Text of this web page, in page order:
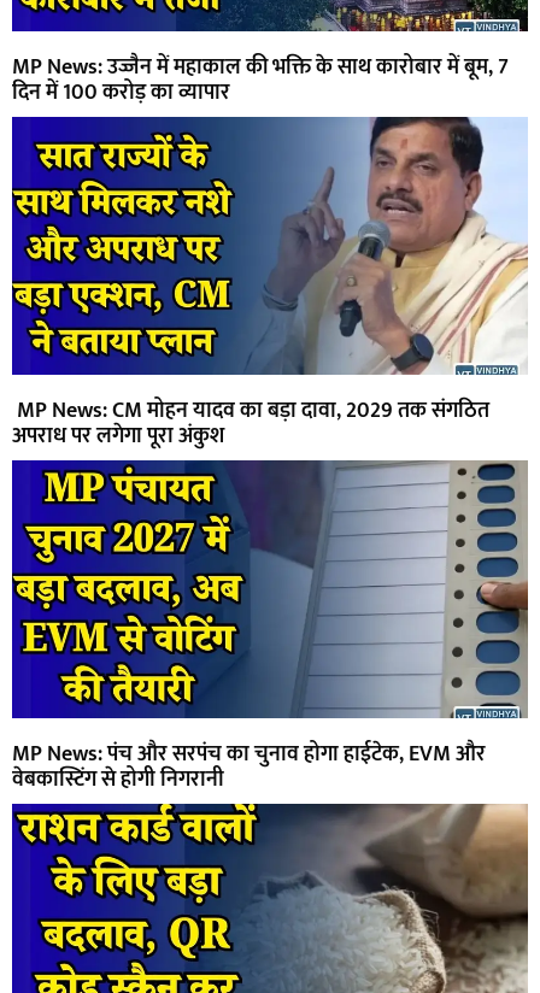
MP News: उज्जैन में महाकाल की भक्ति के साथ कारोबार में बूम, 7
दिन में 100 करोड़ का व्यापार
MP News: CM मोहन यादव का बड़ा दावा, 2029 तक संगठित
अपराध पर लगेगा पूरा अंकुश
MP News: पंच और सरपंच का चुनाव होगा हाईटेक, EVM और
वेबकास्टिंग से होगी निगरानी